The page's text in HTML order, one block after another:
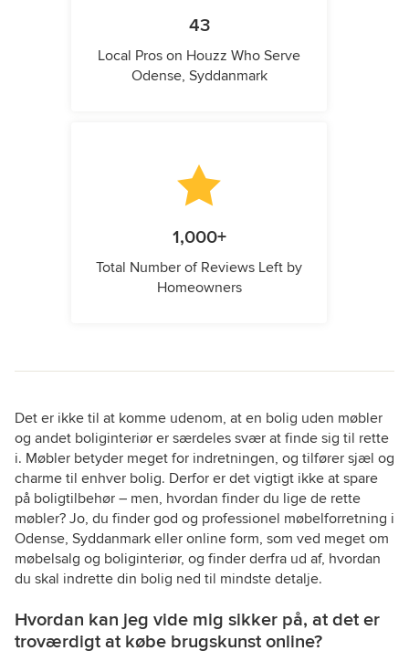
43
Local Pros on Houzz Who Serve
Odense, Syddanmark
1,000+
Total Number of Reviews Left by
Homeowners
Det er ikke til at komme udenom, at en bolig uden møbler
og andet boliginteriør er særdeles svær at finde sig til rette
i. Møbler betyder meget for indretningen, og tilfører sjæl og
charme til enhver bolig. Derfor er det vigtigt ikke at spare
på boligtilbehør – men, hvordan finder du lige de rette
møbler? Jo, du finder god og professionel møbelforretning i
Odense, Syddanmark eller online form, som ved meget om
møbelsalg og boliginteriør, og finder derfra ud af, hvordan
du skal indrette din bolig ned til mindste detalje.
Hvordan kan jeg vide mig sikker på, at det er
troværdigt at købe brugskunst online?